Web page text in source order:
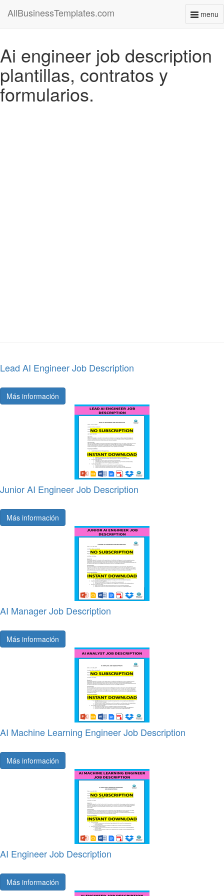
menu
AllBusinessTemplates.com
Ai engineer job description
plantillas, contratos y
formularios.
Lead AI Engineer Job Description
Más información
Junior AI Engineer Job Description
Más información
AI Manager Job Description
Más información
AI Machine Learning Engineer Job Description
Más información
AI Engineer Job Description
Más información